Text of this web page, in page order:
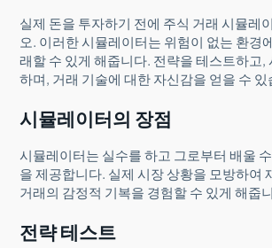
실제 돈을 투자하기 전에 주식 거래 시뮬레
오. 이러한 시뮬레이터는 위험이 없는 환경
래할 수 있게 해줍니다. 전략을 테스트하고,
하며, 거래 기술에 대한 자신감을 얻을 수 있
시뮬레이터의 장점
시뮬레이터는 실수를 하고 그로부터 배울
을 제공합니다. 실제 시장 상황을 모방하여
거래의 감정적 기복을 경험할 수 있게 해줍
전략 테스트